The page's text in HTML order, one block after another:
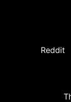
Reddit